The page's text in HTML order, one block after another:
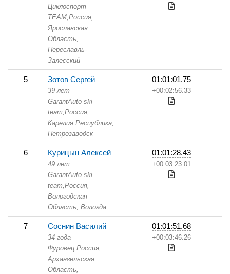
Циклоспорт
TEAM,Россия,
Ярославская
Область,
Переславль-
Залесский
5 Зотов Сергей
39 лет
GarantAuto ski
team,Россия,
Карелия Республика,
Петрозаводск
01:01:01.75
+00:02:56.33
6 Курицын Алексей
49 лет
GarantAuto ski
team,Россия,
Вологодская
Область, Вологда
01:01:28.43
+00:03:23.01
7 Соснин Василий
34 года
Фуровец,Россия,
Архангельская
Область,
01:01:51.68
+00:03:46.26